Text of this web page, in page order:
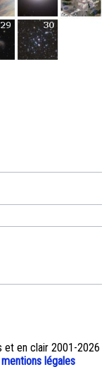
et en clair 2001-2026
mentions légales